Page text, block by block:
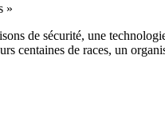
»
de sécurité, une
centaines de races, un